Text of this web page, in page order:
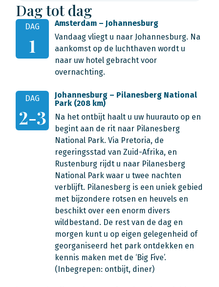
Dag tot dag
DAG
1
Amsterdam – Johannesburg
Vandaag vliegt u naar Johannesburg. Na
aankomst op de luchthaven wordt u
naar uw hotel gebracht voor
overnachting.
DAG
2-3
Johannesburg – Pilanesberg National
Park (208 km)
Na het ontbijt haalt u uw huurauto op en
begint aan de rit naar Pilanesberg
National Park. Via Pretoria, de
regeringsstad van Zuid-Afrika, en
Rustenburg rijdt u naar Pilanesberg
National Park waar u twee nachten
verblijft. Pilanesberg is een uniek gebied
met bijzondere rotsen en heuvels en
beschikt over een enorm divers
wildbestand. De rest van de dag en
morgen kunt u op eigen gelegenheid of
georganiseerd het park ontdekken en
kennis maken met de ‘Big Five’.
(Inbegrepen: ontbijt, diner)